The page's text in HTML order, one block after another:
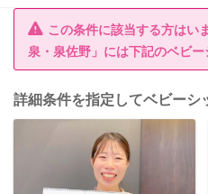
この条件に該当する方はい
泉・泉佐野」には下記のベビ
詳細条件を指定してベビーシ